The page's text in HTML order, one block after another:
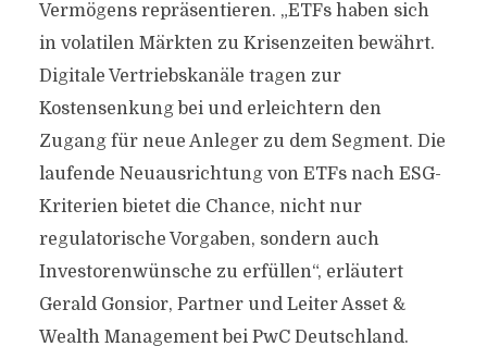
Vermögens repräsentieren. „ETFs haben sich
in volatilen Märkten zu Krisenzeiten bewährt.
Digitale Vertriebskanäle tragen zur
Kostensenkung bei und erleichtern den
Zugang für neue Anleger zu dem Segment. Die
laufende Neuausrichtung von ETFs nach ESG-
Kriterien bietet die Chance, nicht nur
regulatorische Vorgaben, sondern auch
Investorenwünsche zu erfüllen“, erläutert
Gerald Gonsior, Partner und Leiter Asset &
Wealth Management bei PwC Deutschland.